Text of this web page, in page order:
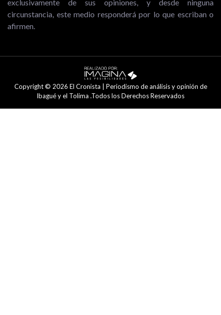
exclusivamente de sus opiniones, y desde ninguna
circunstancia, este medio responderá por lo que escriban o
afirmen.
Copyright © 2026 El Cronista | Periodismo de análisis y opinión de
Ibagué y el Tolima .Todos los Derechos Reservados